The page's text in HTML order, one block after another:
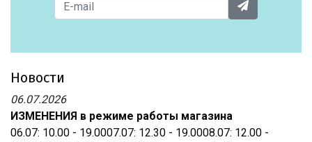
Новости
06.07.2026
ИЗМЕНЕНИЯ в режиме работы магазина
06.07: 10.00 - 19.0007.07: 12.30 - 19.0008.07: 12.00 -